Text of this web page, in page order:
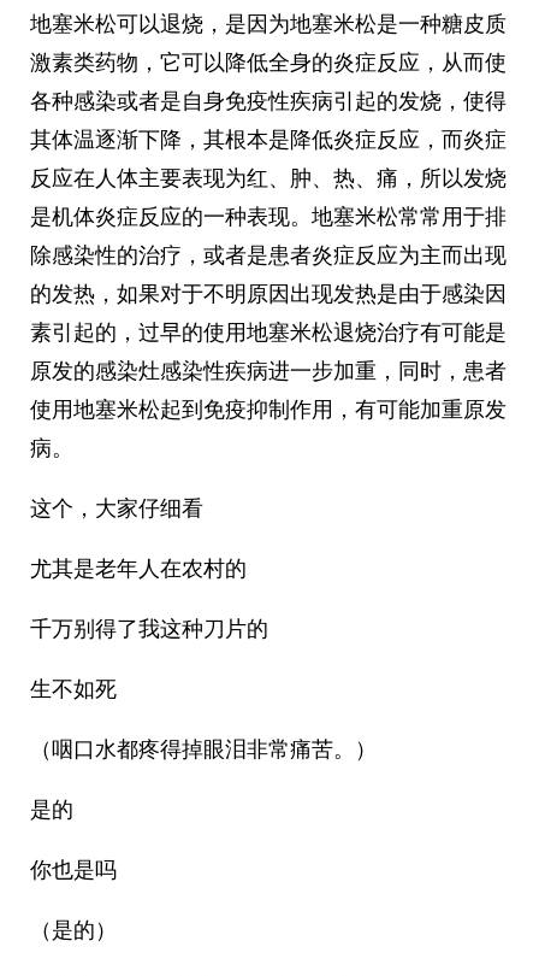
地塞米松可以退烧，是因为地塞米松是一种糖皮质
激素类药物，它可以降低全身的炎症反应，从而使
各种感染或者是自身免疫性疾病引起的发烧，使得
其体温逐渐下降，其根本是降低炎症反应，而炎症
反应在人体主要表现为红、肿、热、痛，所以发烧
是机体炎症反应的一种表现。地塞米松常常用于排
除感染性的治疗，或者是患者炎症反应为主而出现
的发热，如果对于不明原因出现发热是由于感染因
素引起的，过早的使用地塞米松退烧治疗有可能是
原发的感染灶感染性疾病进一步加重，同时，患者
使用地塞米松起到免疫抑制作用，有可能加重原发
病。
这个，大家仔细看
尤其是老年人在农村的
千万别得了我这种刀片的
生不如死
（咽口水都疼得掉眼泪非常痛苦。）
是的
你也是吗
（是的）